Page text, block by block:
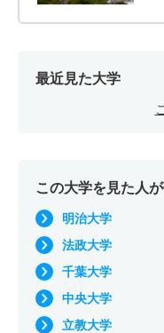
最近見た大学
この大学を見た人
明治大学
法政大学
千葉大学
中央大学
立教大学